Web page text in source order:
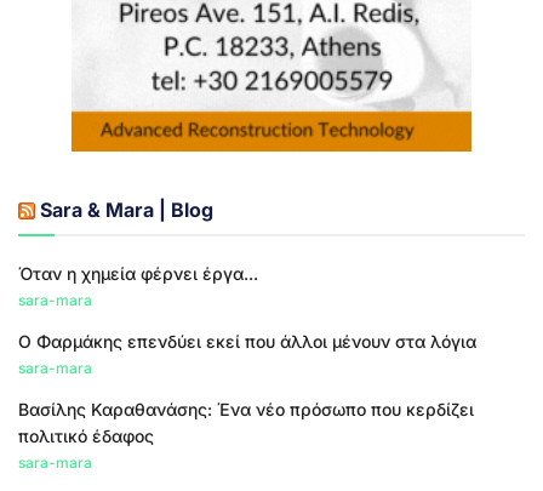
Sara & Mara | Blog
Όταν η χημεία φέρνει έργα...
sara-mara
Ο Φαρμάκης επενδύει εκεί που άλλοι μένουν στα λόγια
sara-mara
Βασίλης Καραθανάσης: Ένα νέο πρόσωπο που κερδίζει
πολιτικό έδαφος
sara-mara